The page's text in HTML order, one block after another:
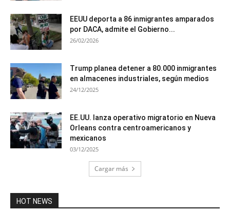
EEUU deporta a 86 inmigrantes amparados
por DACA, admite el Gobierno...
26/02/2026
Trump planea detener a 80.000 inmigrantes
en almacenes industriales, según medios
24/12/2025
EE.UU. lanza operativo migratorio en Nueva
Orleans contra centroamericanos y
mexicanos
03/12/2025
Cargar más
HOT NEWS